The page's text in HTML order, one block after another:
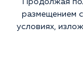
О клинике
Условия
Работаем по
Продолжая
размещением
условиях,